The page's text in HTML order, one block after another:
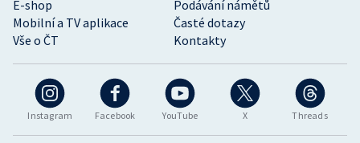
Instagram Facebook YouTube X Threads
E-shop
Podávání námětů
Mobilní a TV aplikace
Časté dotazy
Vše o ČT
Kontakty